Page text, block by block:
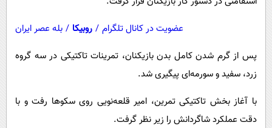
بین الملل
اجتماعی
سیاست خارجی
عضویت در کانال تلگرام / روبیکا / بله عصر ایران
پس از گرم شدن کامل بدن بازیکنان، تمرینات تاکتیکی در سه گروه
زرد، سفید و سورمه‌ای پیگیری شد.
با آغاز بخش تاکتیکی تمرین، امیر قلعه‌نویی روی سکوها رفت و با
دقت عملکرد شاگردانش را زیر نظر گرفت.